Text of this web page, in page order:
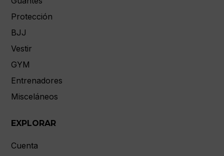
Protección
BJJ
Vestir
GYM
Entrenadores
Misceláneos
EXPLORAR
Cuenta